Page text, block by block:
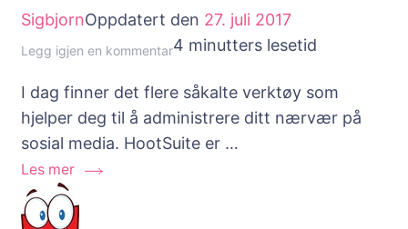
SigbjornOppdatert den 27. juli 2017
Legg igjen en kommentartil
er
HootSuite?
4 minutters lesetid
I dag finner det flere såkalte verktøy som
hjelper deg til å administrere ditt nærvær på
sosial media. HootSuite er …
Les mer